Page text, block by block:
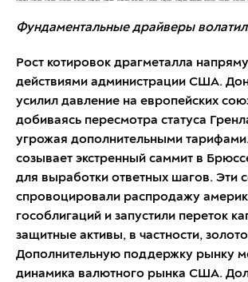
Фундаментальные драйверы
Рост котировок драгметалла
действиями администрации США.
усилил давление на европейских
добиваясь пересмотра статуса
угрожая дополнительными
созывает экстренный саммит в
для выработки ответных шагов. Эти
спровоцировали распродажу
гособлигаций и запустили переток
защитные активы, в частности,
Дополнительную поддержку рынку
динамика валютного рынка США.